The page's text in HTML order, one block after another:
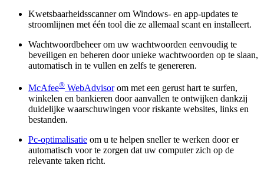
Kwetsbaarheidsscanner om Windows- en app-updates te
stroomlijnen met één tool die ze allemaal scant en installeert.
Wachtwoordbeheer om uw wachtwoorden eenvoudig te
beveiligen en beheren door unieke wachtwoorden op te slaan,
automatisch in te vullen en zelfs te genereren.
McAfee® WebAdvisorom met een gerust hart te surfen,
winkelen en bankieren door aanvallen te ontwijken dankzij
duidelijke waarschuwingen voor riskante websites, links en
bestanden.
Pc-optimalisatie om u te helpen sneller te werken door er
automatisch voor te zorgen dat uw computer zich op de
relevante taken richt.